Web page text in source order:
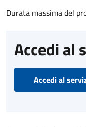
Durata massima del
Accedi al
Accedi al